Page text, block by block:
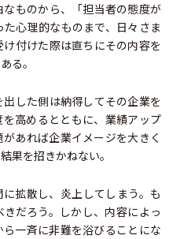
ものから、「担当者の態度が
心理的なものまで、日々さま
付けた際は直ちにその内容を
る。
した側は納得してその企業を
高めるとともに、業績アップ
あれば企業イメージを大きく
果を招きかねない。
拡散し、炎上してしまう。も
だろう。しかし、内容によっ
一斉に非難を浴びることにな